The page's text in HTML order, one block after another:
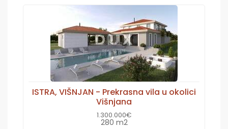
ISTRA, VIŠNJAN - Prekrasna vila u okolici
Višnjana
1.300.000€
280 m2